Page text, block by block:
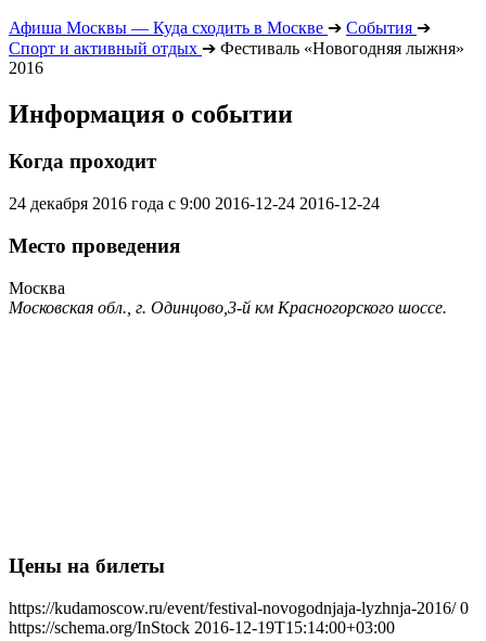
Афиша Москвы — Куда сходить в Москве ➔ События ➔
Спорт и активный отдых ➔ Фестиваль «Новогодняя лыжня»
2016
Информация о событии
Когда проходит
24 декабря 2016 года с 9:00 2016-12-24 2016-12-24
Место проведения
Москва
Московская обл., г. Одинцово,3-й км Красногорского шоссе.
Цены на билеты
https://kudamoscow.ru/event/festival-novogodnjaja-lyzhnja-2016/ 0
https://schema.org/InStock 2016-12-19T15:14:00+03:00